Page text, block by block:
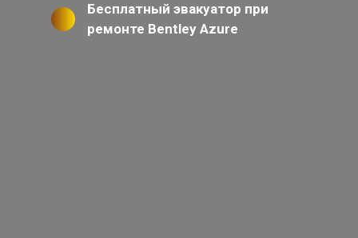
Бесплатный эвакуатор при
ремонте Bentley Azure